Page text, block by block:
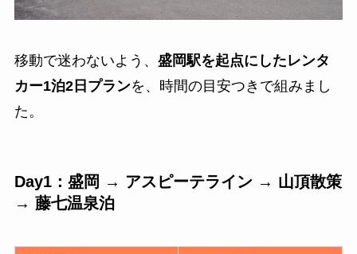
移動で迷わないよう、 盛岡駅を起点にしたレンタ
カー1泊2日プランを、時間の目安つきで組みまし
た。
Day1：盛岡 → アスピーテライン → 山頂散策
→ 藤七温泉泊